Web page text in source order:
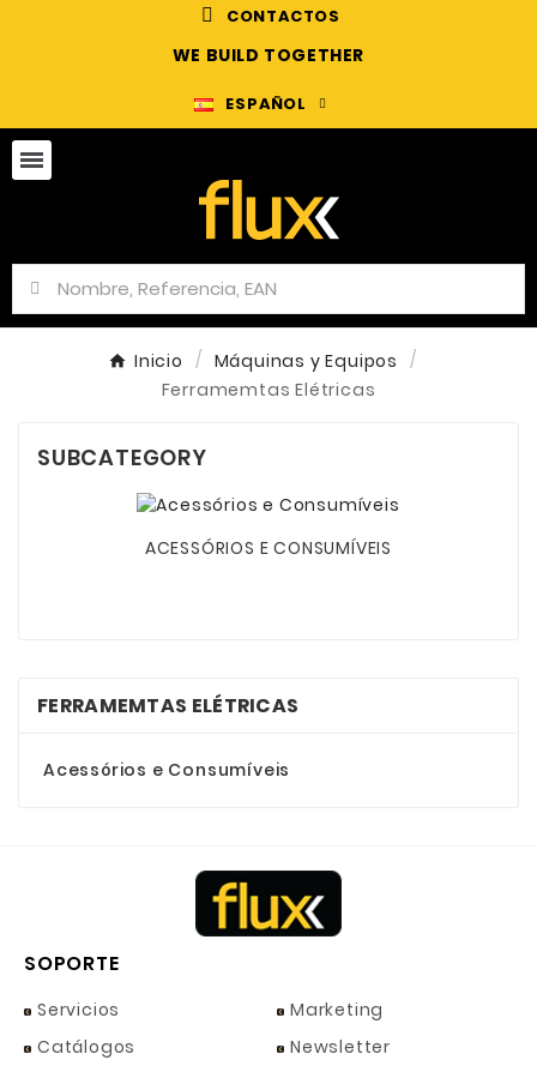
CONTACTOS
WE BUILD TOGETHER
ESPAÑOL
Inicio
Máquinas y Equipos
Ferramemtas Elétricas
SUBCATEGORY
ACESSÓRIOS E CONSUMÍVEIS
FERRAMEMTAS ELÉTRICAS
Acessórios e Consumíveis
SOPORTE
Servicios
Catálogos
Marketing
Newsletter